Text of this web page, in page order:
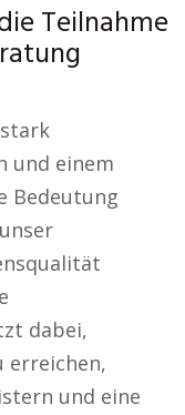
Teilnahme
und einem
Bedeutung
dabei,
erreichen,
und eine